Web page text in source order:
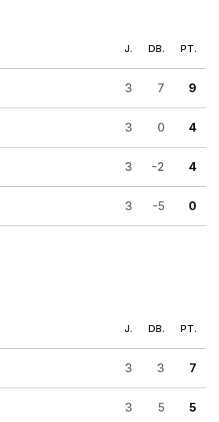
J. DB. PT.
3 7 9
3 0 4
3 -2 4
3 -5 0
J. DB. PT.
3 3 7
3 5 5